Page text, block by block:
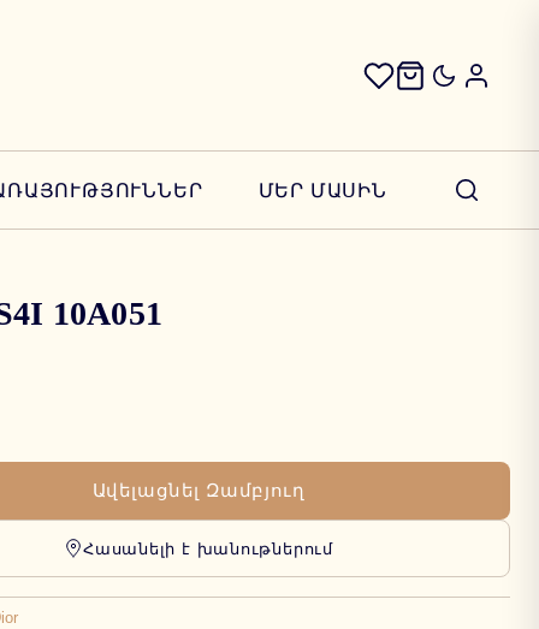
ՄԵՐ ՄԱՍԻՆ
10A051
Ավելացնել Զամբյուղ
Հասանելի է խանութներում